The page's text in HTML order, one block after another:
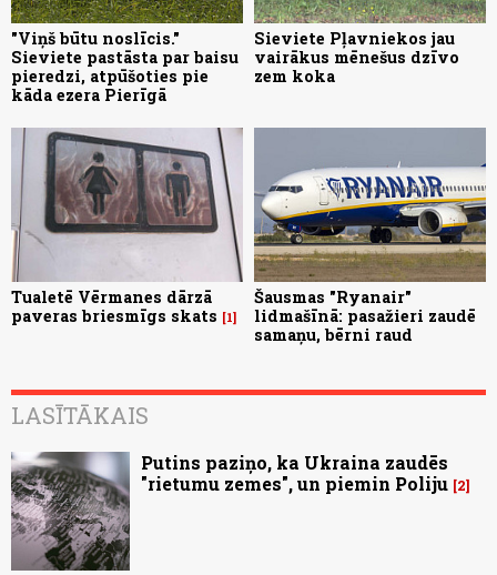
"Viņš būtu noslīcis."
Sieviete pastāsta par baisu
pieredzi, atpūšoties pie
kāda ezera Pierīgā
Sieviete Pļavniekos jau
vairākus mēnešus dzīvo
zem koka
Tualetē Vērmanes dārzā
paveras briesmīgs skats
1
Šausmas "Ryanair"
lidmašīnā: pasažieri zaudē
samaņu, bērni raud
LASĪTĀKAIS
Putins paziņo, ka Ukraina zaudēs
"rietumu zemes", un piemin Poliju 2